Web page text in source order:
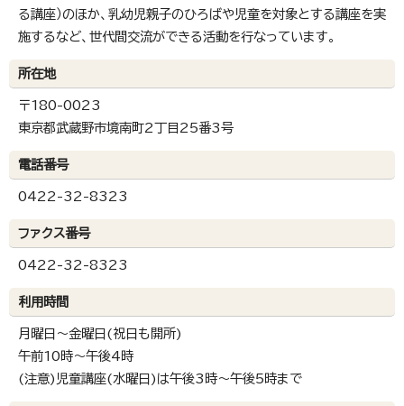
る講座）のほか、乳幼児親子のひろばや児童を対象とする講座を実
施するなど、世代間交流ができる活動を行なっています。
所在地
〒180-0023
東京都武蔵野市境南町2丁目25番3号
電話番号
0422-32-8323
ファクス番号
0422-32-8323
利用時間
月曜日～金曜日(祝日も開所)
午前10時～午後4時
(注意)児童講座(水曜日)は午後3時～午後5時まで